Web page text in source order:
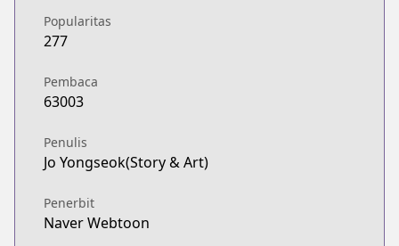
Popularitas
277
Pembaca
63003
Penulis
Jo Yongseok(Story & Art)
Penerbit
Naver Webtoon